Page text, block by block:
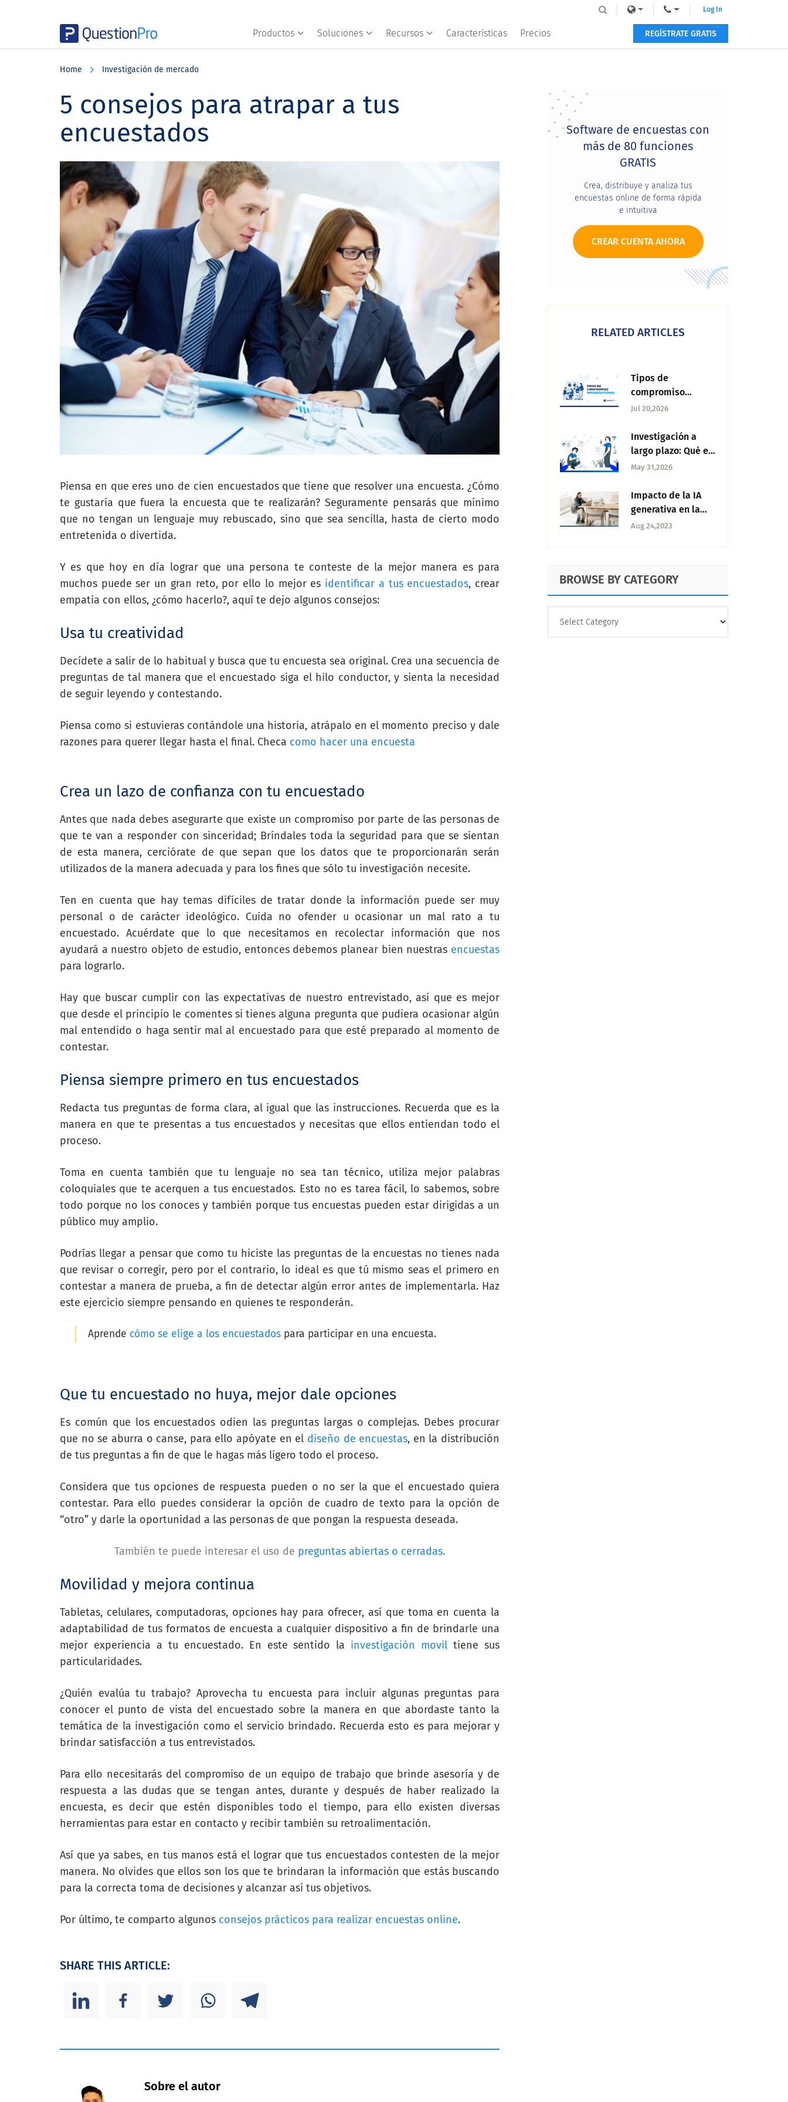
Productos Soluciones Recursos Características Precios
Log In
REGÍSTRATE GRATIS
Home Investigación de mercado
5 consejos para atrapar a tus
encuestados
Piensa en que eres uno de cien encuestados que tiene que resolver una encuesta. ¿Cómo
te gustaría que fuera la encuesta que te realizarán? Seguramente pensarás que mínimo
que no tengan un lenguaje muy rebuscado, sino que sea sencilla, hasta de cierto modo
entretenida o divertida.
Y es que hoy en día lograr que una persona te conteste de la mejor manera es para
muchos puede ser un gran reto, por ello lo mejor es identificar a tus encuestados, crear
empatía con ellos, ¿cómo hacerlo?, aquí te dejo algunos consejos:
Usa tu creatividad
Decídete a salir de lo habitual y busca que tu encuesta sea original. Crea una secuencia de
preguntas de tal manera que el encuestado siga el hilo conductor, y sienta la necesidad
de seguir leyendo y contestando.
Piensa como si estuvieras contándole una historia, atrápalo en el momento preciso y dale
razones para querer llegar hasta el final. Checa como hacer una encuesta
Crea un lazo de confianza con tu encuestado
Antes que nada debes asegurarte que existe un compromiso por parte de las personas de
que te van a responder con sinceridad; Bríndales toda la seguridad para que se sientan
de esta manera, cerciórate de que sepan que los datos que te proporcionarán serán
utilizados de la manera adecuada y para los fines que sólo tu investigación necesite.
Ten en cuenta que hay temas difíciles de tratar donde la información puede ser muy
personal o de carácter ideológico. Cuida no ofender u ocasionar un mal rato a tu
encuestado. Acuérdate que lo que necesitamos en recolectar información que nos
ayudará a nuestro objeto de estudio, entonces debemos planear bien nuestras encuestas
para lograrlo.
Hay que buscar cumplir con las expectativas de nuestro entrevistado, así que es mejor
que desde el principio le comentes si tienes alguna pregunta que pudiera ocasionar algún
mal entendido o haga sentir mal al encuestado para que esté preparado al momento de
contestar.
Piensa siempre primero en tus encuestados
Redacta tus preguntas de forma clara, al igual que las instrucciones. Recuerda que es la
manera en que te presentas a tus encuestados y necesitas que ellos entiendan todo el
proceso.
Toma en cuenta también que tu lenguaje no sea tan técnico, utiliza mejor palabras
coloquiales que te acerquen a tus encuestados. Esto no es tarea fácil, lo sabemos, sobre
todo porque no los conoces y también porque tus encuestas pueden estar dirigidas a un
público muy amplio.
Podrías llegar a pensar que como tu hiciste las preguntas de la encuestas no tienes nada
que revisar o corregir, pero por el contrario, lo ideal es que tú mismo seas el primero en
contestar a manera de prueba, a fin de detectar algún error antes de implementarla. Haz
este ejercicio siempre pensando en quienes te responderán.
Aprende cómo se elige a los encuestados para participar en una encuesta.
Que tu encuestado no huya, mejor dale opciones
Es común que los encuestados odien las preguntas largas o complejas. Debes procurar
que no se aburra o canse, para ello apóyate en el diseño de encuestas, en la distribución
de tus preguntas a fin de que le hagas más ligero todo el proceso.
Considera que tus opciones de respuesta pueden o no ser la que el encuestado quiera
contestar. Para ello puedes considerar la opción de cuadro de texto para la opción de
“otro” y darle la oportunidad a las personas de que pongan la respuesta deseada.
También te puede interesar el uso de preguntas abiertas o cerradas.
Movilidad y mejora continua
Tabletas, celulares, computadoras, opciones hay para ofrecer, así que toma en cuenta la
adaptabilidad de tus formatos de encuesta a cualquier dispositivo a fin de brindarle una
mejor experiencia a tu encuestado. En este sentido la investigación movil tiene sus
particularidades.
¿Quién evalúa tu trabajo? Aprovecha tu encuesta para incluir algunas preguntas para
conocer el punto de vista del encuestado sobre la manera en que abordaste tanto la
temática de la investigación como el servicio brindado. Recuerda esto es para mejorar y
brindar satisfacción a tus entrevistados.
Para ello necesitarás del compromiso de un equipo de trabajo que brinde asesoría y de
respuesta a las dudas que se tengan antes, durante y después de haber realizado la
encuesta, es decir que estén disponibles todo el tiempo, para ello existen diversas
herramientas para estar en contacto y recibir también su retroalimentación.
Así que ya sabes, en tus manos está el lograr que tus encuestados contesten de la mejor
manera. No olvides que ellos son los que te brindaran la información que estás buscando
para la correcta toma de decisiones y alcanzar así tus objetivos.
Por último, te comparto algunos consejos prácticos para realizar encuestas online.
SHARE THIS ARTICLE:
Sobre el autor
Primary
Sidebar
Software de encuestas con
más de 80 funciones
GRATIS
Crea, distribuye y analiza tus
encuestas online de forma rápida
e intuitiva
CREAR CUENTA AHORA
RELATED ARTICLES
Tipos de
compromiso
organizacional: qué
cómo medirlos
Jul 20,2026
Investigación a
largo plazo: Qué es,
características y
May 31,2026
Impacto de la IA
generativa en la
investigación y el
Aug 24,2023
BROWSE BY CATEGORY
CATEGORY